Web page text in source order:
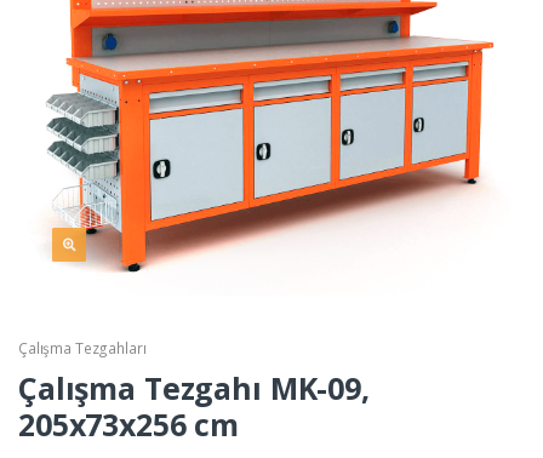
Çalışma Tezgahları
Çalışma Tezgahı MK-09,
205x73x256 cm